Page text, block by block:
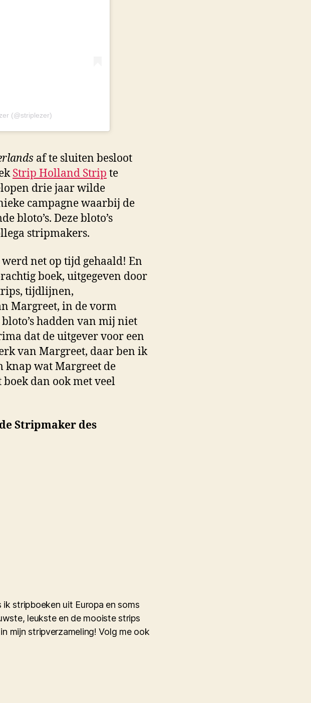
(@striplezer)
af te sluiten besloot
Strip Holland Strip te
drie jaar wilde
campagne waarbij de
bloto’s. Deze bloto’s
stripmakers.
net op tijd gehaald! En
boek, uitgegeven door
tijdlijnen,
Margreet, in de vorm
hadden van mij niet
dat de uitgever voor een
van Margreet, daar ben ik
knap wat Margreet de
dan ook met veel
Stripmaker des
ik stripboeken uit Europa en soms
leukste en de mooiste strips
mijn stripverzameling! Volg me ook